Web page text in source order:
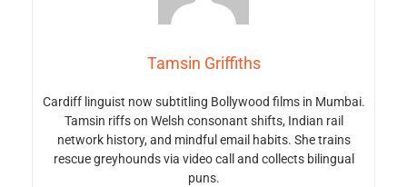
Tamsin Griffiths
Cardiff linguist now subtitling Bollywood films in Mumbai.
Tamsin riffs on Welsh consonant shifts, Indian rail
network history, and mindful email habits. She trains
rescue greyhounds via video call and collects bilingual
puns.